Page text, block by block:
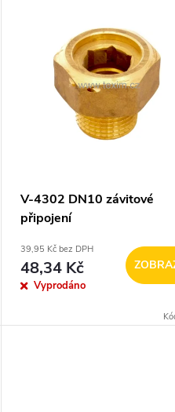
V-4302 DN10 závitové
připojení
39,95 Kč bez DPH
48,34 Kč
Vyprodáno